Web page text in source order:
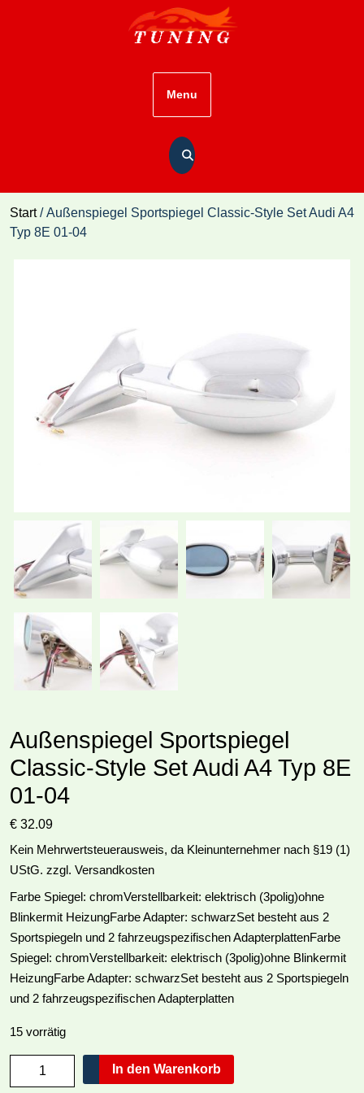
Menu
Start/ Außenspiegel Sportspiegel Classic-Style Set Audi A4
Typ 8E 01-04
Außenspiegel Sportspiegel
Classic-Style Set Audi A4 Typ 8E
01-04
€ 32.09
Kein Mehrwertsteuerausweis, da Kleinunternehmer nach §19 (1)
UStG. zzgl. Versandkosten
Farbe Spiegel: chromVerstellbarkeit: elektrisch (3polig)ohne
Blinkermit HeizungFarbe Adapter: schwarzSet besteht aus 2
Sportspiegeln und 2 fahrzeugspezifischen AdapterplattenFarbe
Spiegel: chromVerstellbarkeit: elektrisch (3polig)ohne Blinkermit
HeizungFarbe Adapter: schwarzSet besteht aus 2 Sportspiegeln
und 2 fahrzeugspezifischen Adapterplatten
15 vorrätig
Außenspiegel
Sportspiegel
In den Warenkorb